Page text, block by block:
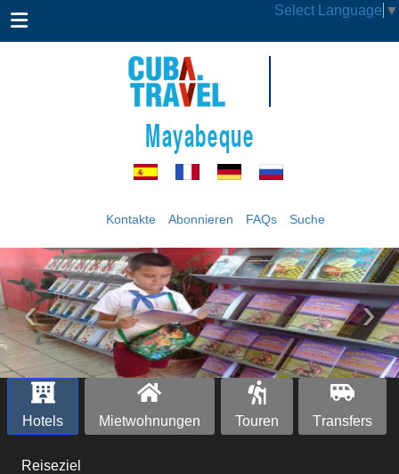
Select Language ▼
Mayabeque
Kontakte Abonnieren FAQs Suche
‹ ›
Hotels Mietwohnungen Touren Тransfers
Reiseziel